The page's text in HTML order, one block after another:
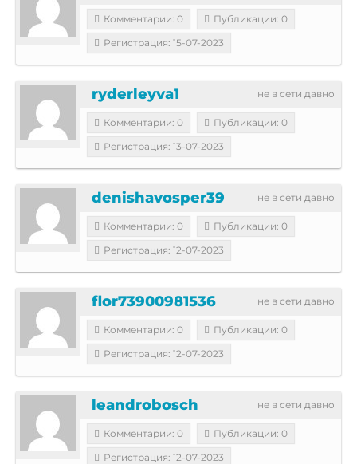
Комментарии: 0
Публикации: 0
Регистрация: 15-07-2023
не в сети давно
ryderleyva1
Комментарии: 0
Публикации: 0
Регистрация: 13-07-2023
не в сети давно
denishavosper39
Комментарии: 0
Публикации: 0
Регистрация: 12-07-2023
не в сети давно
flor73900981536
Комментарии: 0
Публикации: 0
Регистрация: 12-07-2023
не в сети давно
leandrobosch
Комментарии: 0
Публикации: 0
Регистрация: 12-07-2023